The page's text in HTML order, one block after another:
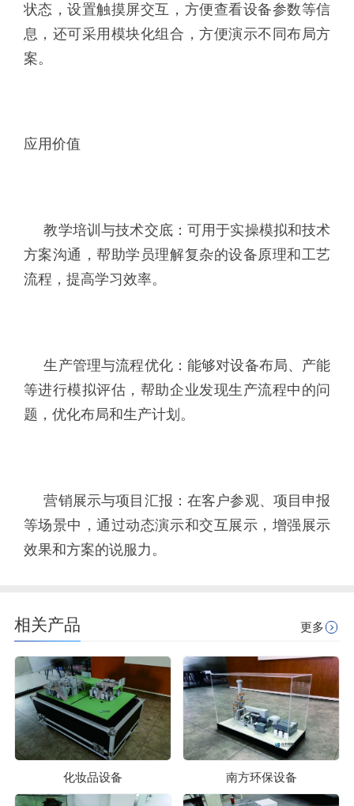
状态，设置触摸屏交互，方便查看设备参数等信
息，还可采用模块化组合，方便演示不同布局方
案。
应用价值
教学培训与技术交底：可用于实操模拟和技术
方案沟通，帮助学员理解复杂的设备原理和工艺
流程，提高学习效率。
生产管理与流程优化：能够对设备布局、产能
等进行模拟评估，帮助企业发现生产流程中的问
题，优化布局和生产计划。
营销展示与项目汇报：在客户参观、项目申报
等场景中，通过动态演示和交互展示，增强展示
效果和方案的说服力。
相关产品 更多
化妆品设备 南方环保设备